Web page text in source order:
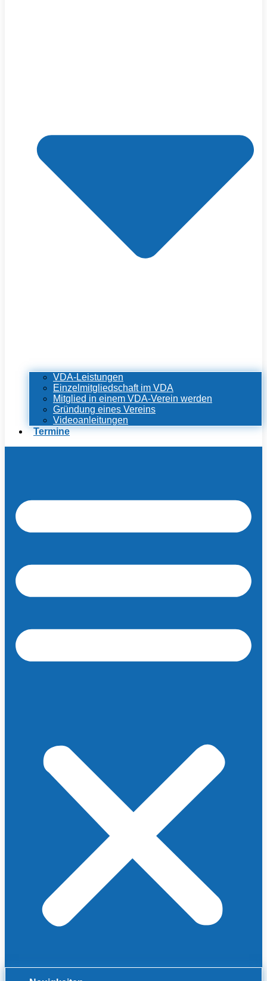
VDA-Leistungen
Einzelmitgliedschaft im VDA
Mitglied in einem VDA-Verein werden
Gründung eines Vereins
Videoanleitungen
Termine